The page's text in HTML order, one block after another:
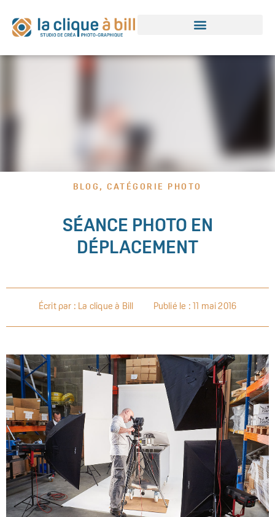
BLOG ,CATÉGORIE PHOTO
SÉANCE PHOTO EN
DÉPLACEMENT
Écrit par : La clique à Bill Publié le : 11 mai 2016